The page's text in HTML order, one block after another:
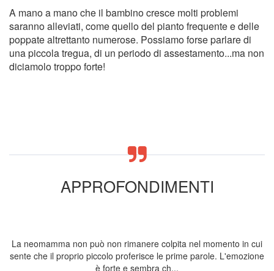
A mano a mano che il bambino cresce molti problemi
saranno alleviati, come quello del pianto frequente e delle
poppate altrettanto numerose. Possiamo forse parlare di
una piccola tregua, di un periodo di assestamento...ma non
diciamolo troppo forte!
APPROFONDIMENTI
La neomamma non può non rimanere colpita nel momento in cui
sente che il proprio piccolo proferisce le prime parole. L'emozione
è forte e sembra ch...